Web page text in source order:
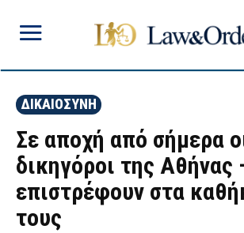
ΔΙΚΑΙΟΣΥΝΗ
Σε αποχή από σήμερα
δικηγόροι της Αθήνας
επιστρέφουν στα
τους